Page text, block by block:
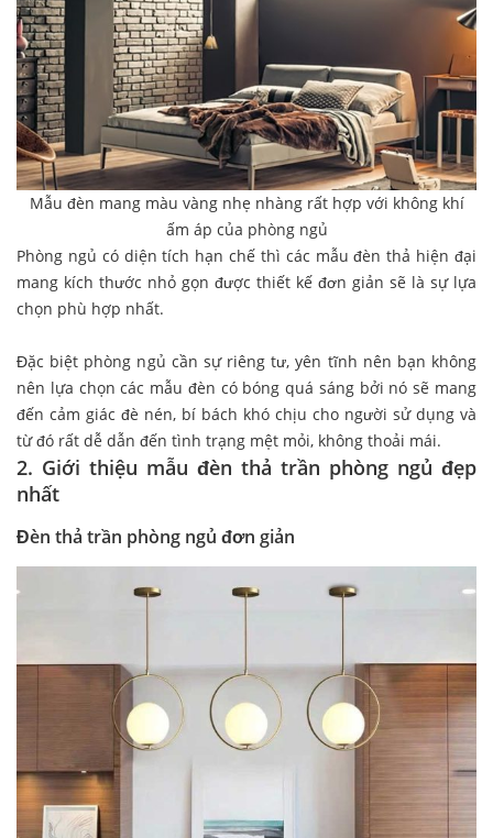
Mẫu đèn mang màu vàng nhẹ nhàng rất hợp với không khí
ấm áp của phòng ngủ
Phòng ngủ có diện tích hạn chế thì các mẫu đèn thả hiện đại
mang kích thước nhỏ gọn được thiết kế đơn giản sẽ là sự lựa
chọn phù hợp nhất.
Đặc biệt phòng ngủ cần sự riêng tư, yên tĩnh nên bạn không
nên lựa chọn các mẫu đèn có bóng quá sáng bởi nó sẽ mang
đến cảm giác đè nén, bí bách khó chịu cho người sử dụng và
từ đó rất dễ dẫn đến tình trạng mệt mỏi, không thoải mái.
2. Giới thiệu mẫu đèn thả trần phòng ngủ đẹp
nhất
Đèn thả trần phòng ngủ đơn giản